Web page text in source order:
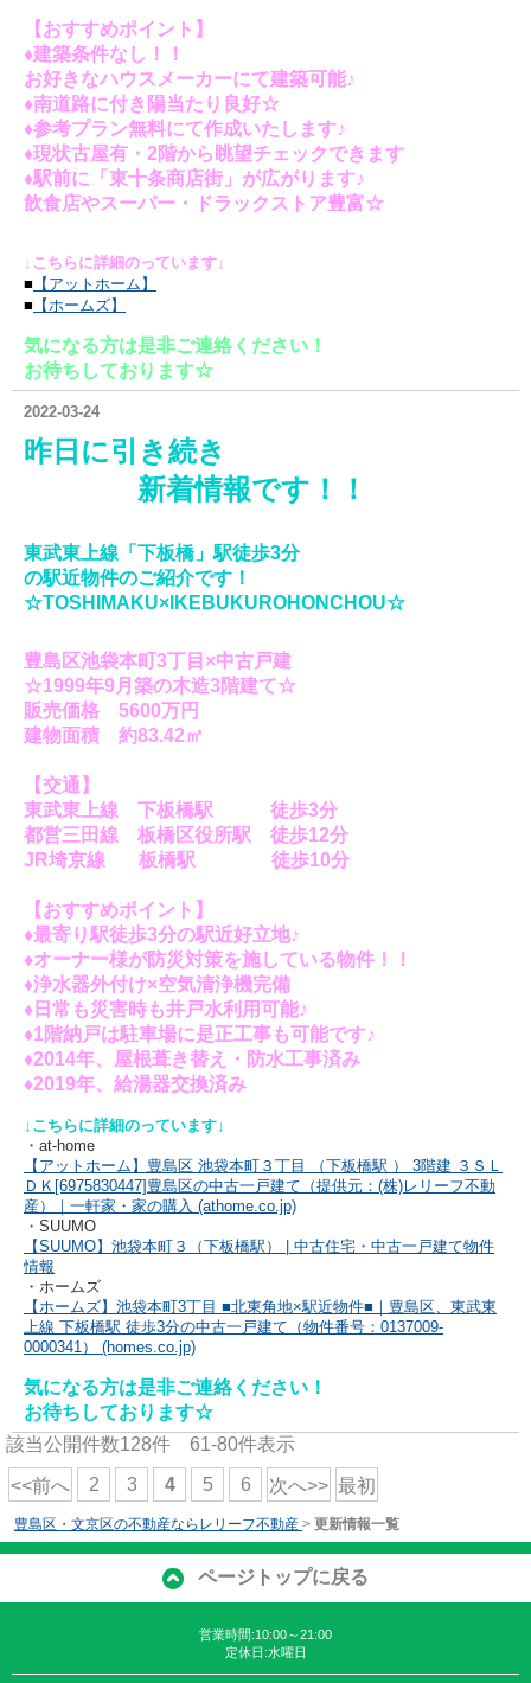
【おすすめポイント】
♦建築条件なし！！
お好きなハウスメーカーにて建築可能♪
♦南道路に付き陽当たり良好☆
♦参考プラン無料にて作成いたします♪
♦現状古屋有・2階から眺望チェックできます
♦駅前に「東十条商店街」が広がります♪
飲食店やスーパー・ドラックストア豊富☆
↓こちらに詳細のっています↓
■ 【アットホーム】
■ 【ホームズ】
気になる方は是非ご連絡ください！
お待ちしております☆
2022-03-24
昨日に引き続き
新着情報です！！
東武東上線「下板橋」駅徒歩3分
の駅近物件のご紹介です！
☆TOSHIMAKU×IKEBUKUROHONCHOU☆
豊島区池袋本町3丁目×中古戸建
☆1999年9月築の木造3階建て☆
販売価格 5600万円
建物面積 約83.42㎡
【交通】
東武東上線 下板橋駅 徒歩3分
都営三田線 板橋区役所駅 徒歩12分
JR埼京線 板橋駅 徒歩10分
【おすすめポイント】
♦最寄り駅徒歩3分の駅近好立地♪
♦オーナー様が防災対策を施している物件！！
♦浄水器外付け×空気清浄機完備
♦日常も災害時も井戸水利用可能♪
♦1階納戸は駐車場に是正工事も可能です♪
♦2014年、屋根葺き替え・防水工事済み
♦2019年、給湯器交換済み
↓こちらに詳細のっています↓
・at-home
【アットホーム】豊島区 池袋本町３丁目 （下板橋駅 ） 3階建 ３ＳＬ
ＤＫ[6975830447]豊島区の中古一戸建て（提供元：(株)レリーフ不動
産）｜一軒家・家の購入 (athome.co.jp)
・SUUMO
【SUUMO】池袋本町３（下板橋駅） | 中古住宅・中古一戸建て物件
情報
・ホームズ
【ホームズ】池袋本町3丁目 ■北東角地×駅近物件■｜豊島区、東武東
上線 下板橋駅 徒歩3分の中古一戸建て（物件番号：0137009-
0000341） (homes.co.jp)
気になる方は是非ご連絡ください！
お待ちしております☆
該当公開件数128件 61-80件表示
<<前へ 2 3 4 5 6 次へ>> 最初
豊島区・文京区の不動産ならレリーフ不動産 > 更新情報一覧
ページトップに戻る
営業時間:10:00～21:00
定休日:水曜日